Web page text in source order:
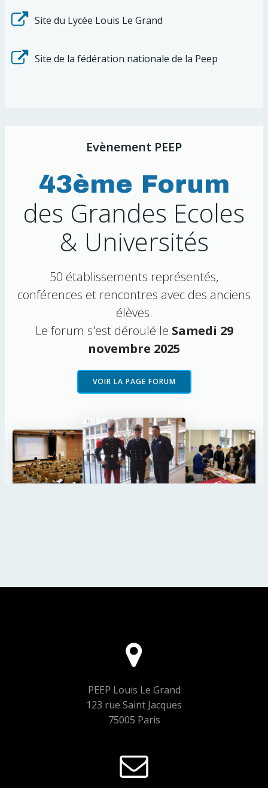
Site du Lycée Louis Le Grand
Site de la fédération nationale de la Peep
Evènement PEEP
43ème Forum
des Grandes Ecoles
& Universités
50 établissements représentés,
conférences et rencontres avec des anciens
élèves.
Le forum s'est déroulé le Samedi 29
novembre 2025
VOIR LA PAGE FORUM
PEEP Louis Le Grand
123 rue Saint Jacques
75005 Paris